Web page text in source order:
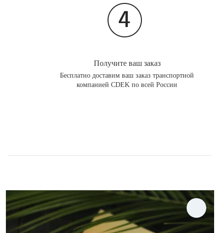
Получите ваш заказ
Бесплатно доставим ваш заказ транспортной
компанией CDEK по всей России